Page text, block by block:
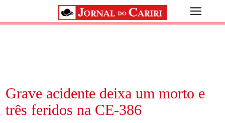
Grave acidente deixa um morto e
três feridos na CE-386